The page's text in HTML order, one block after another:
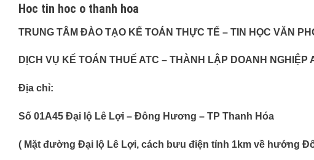
Hoc tin hoc o thanh hoa
TRUNG TÂM ĐÀO TẠO KẾ TOÁN THỰC TẾ – TIN HỌC VĂN
DỊCH VỤ KẾ TOÁN THUẾ ATC – THÀNH LẬP DOANH NGHIỆP
Địa chỉ:
Số 01A45 Đại lộ Lê Lợi – Đông Hương – TP Thanh Hóa
( Mặt đường Đại lộ Lê Lợi, cách bưu điện tỉnh 1km về hướng